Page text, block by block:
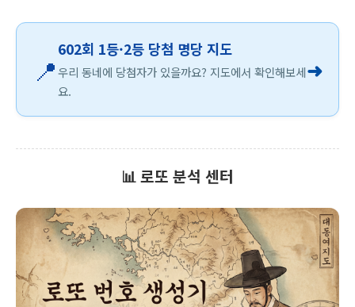
📍
602회 1등·2등 당첨 명당 지도
우리 동네에 당첨자가 있을까요? 지도에서 확인해보세
요.
➜
📊 로또 분석 센터